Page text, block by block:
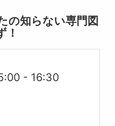
の知らない専門図
！
- 16:30